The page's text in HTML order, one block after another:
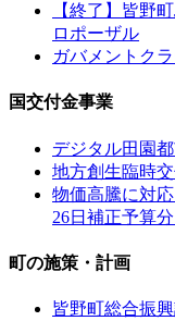
【終了】皆野
ロポーザル
ガバメントク
国交付金事業
デジタル田園
地方創生臨時
物価高騰に対
26日補正予算分
町の施策・計画
皆野町総合振